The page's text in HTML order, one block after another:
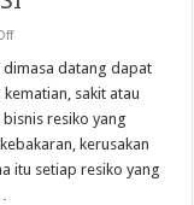
on
TENTANG
dimasa datang dapat
sakit atau
resiko yang
kerusakan
itu setiap resiko yang